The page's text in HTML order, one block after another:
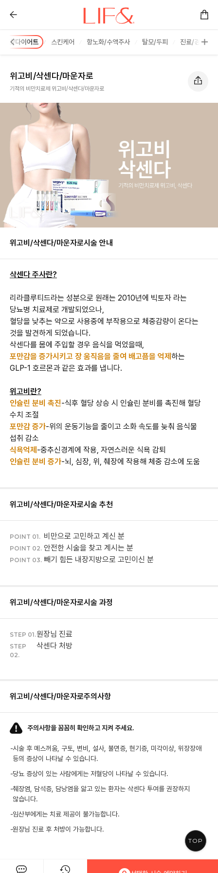
위고비/삭센다/마운자로 :: 리프앤의원 창원점
TOP
체형/다이어트 스킨케어 항노화/수액주사 탈모/두피 진료/경과
위고비/삭센다/마운자로
기적의 비만치료제 위고비/삭센다/마운자로
위고비/삭센다/마운자로시술 안내
삭센다 주사란?
리라클루티드라는 성분으로 원래는 2010년에 빅토자 라는
당뇨병 치료제로 개발되었으나,
혈당을 낮추는 약으로 사용중에 부작용으로 체중감량이 온다는
것을 발견하게 되었습니다.
삭센다를 몸에 주입할 경우 음식을 먹었을때,
포만감을 증가시키고 장 움직음을 줄여 배고픔을 억제 하는
GLP-1 호르몬과 같은 효과를 냅니다.
위고비란?
인슐린 분비 촉진-식후 혈당 상승 시 인슐린 분비를 촉진해 혈당
포만감 증가-위의 운동기능을 줄이고 소화 속도를 늦춰 음식물
식욕억제
인슐린 분비 증가-뇌, 심장, 위, 췌장에 작용해 체중 감소에 도움
위고비/삭센다/마운자로시술 추천
POINT 01. 비만으로 고민하고 계신 분
POINT 02. 안전한 시술을 찾고 계시는 분
POINT 03. 빼기 힘든 내장지방으로 고민이신 분
위고비/삭센다/마운자로시술 과정
STEP 01.원장님 진료
STEP
02.
삭센다 처방
위고비/삭센다/마운자로주의사항
주의사항을 꼼꼼히 확인하고 지켜 주세요.
-시술 후 메스꺼움, 구토, 변비, 설사, 불면증, 현기증, 미각이상, 위장장애
등의 증상이 나타날 수 있습니다.
-당뇨 증상이 있는 사람에게는 저혈당이 나타날 수 있습니다.
-췌장염, 담석증, 담낭염을 앓고 있는 환자는 삭센다 투여를 권장하지
않습니다.
-임산부에게는 치료 제공이 불가능합니다.
-원장님 진료 후 처방이 가능합니다.